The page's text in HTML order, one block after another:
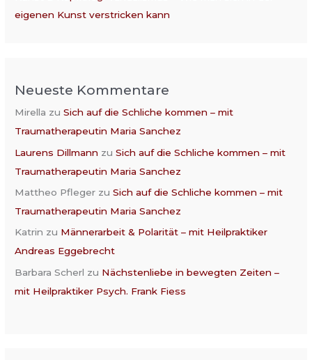
eigenen Kunst verstricken kann
Neueste Kommentare
Mirella zuSich auf die Schliche kommen – mit
Traumatherapeutin Maria Sanchez
Laurens Dillmann zuSich auf die Schliche kommen – mit
Traumatherapeutin Maria Sanchez
Mattheo Pfleger zuSich auf die Schliche kommen – mit
Traumatherapeutin Maria Sanchez
Katrin zu Männerarbeit & Polarität – mit Heilpraktiker
Andreas Eggebrecht
Barbara Scherl zu Nächstenliebe in bewegten Zeiten –
mit Heilpraktiker Psych. Frank Fiess